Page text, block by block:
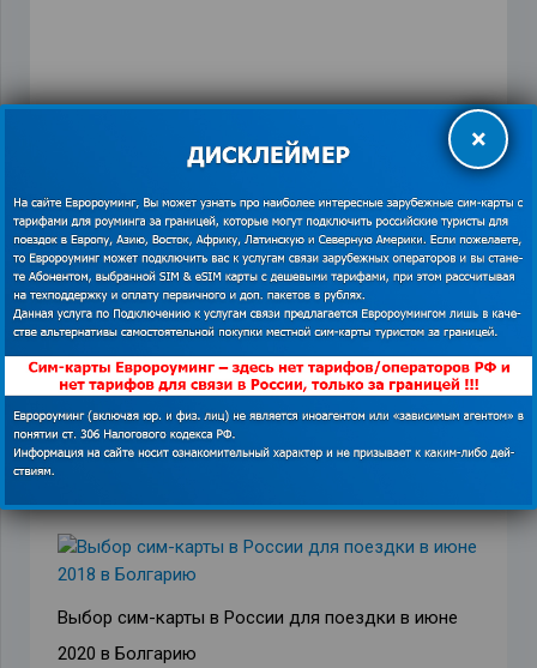
ПРЕДЫДУЩАЯ ЗАПИСЬ СЛЕДУЮЩАЯ ЗАПИСЬ
Похожие записи
Что взять с собой в отпуск в Грецию?
Выбор сим-карты в России для поездки в июне
2020 в Болгарию
×